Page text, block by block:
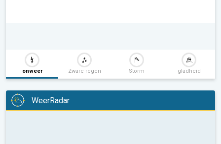
onweer Zware regen Storm gladheid
WeerRadar